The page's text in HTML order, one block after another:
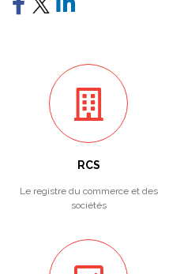
RCS
Le registre du commerce et des
sociétés